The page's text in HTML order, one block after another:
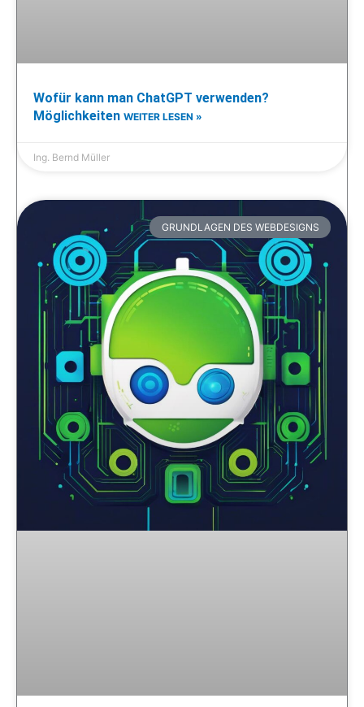
Wofür kann man ChatGPT verwenden?
Möglichkeiten WEITER LESEN »
Ing. Bernd Müller
GRUNDLAGEN DES WEBDESIGNS